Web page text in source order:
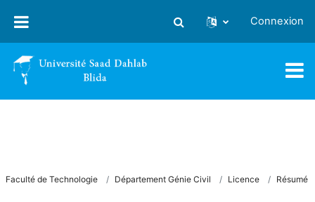
Activer/désactiver la saisie
Connexion
Faculté de Technologie Département Génie Civil Licence Résumé